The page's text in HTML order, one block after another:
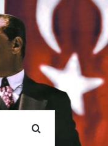
Arama Yapın